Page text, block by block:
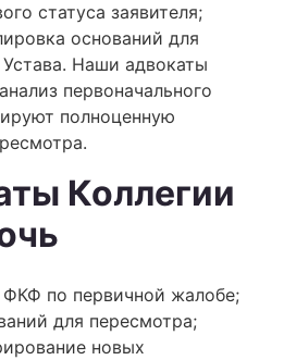
статуса заявителя;
оснований для
Наши адвокаты
первоначального
полноценную
Коллегии
по первичной жалобе;
для пересмотра;
новых